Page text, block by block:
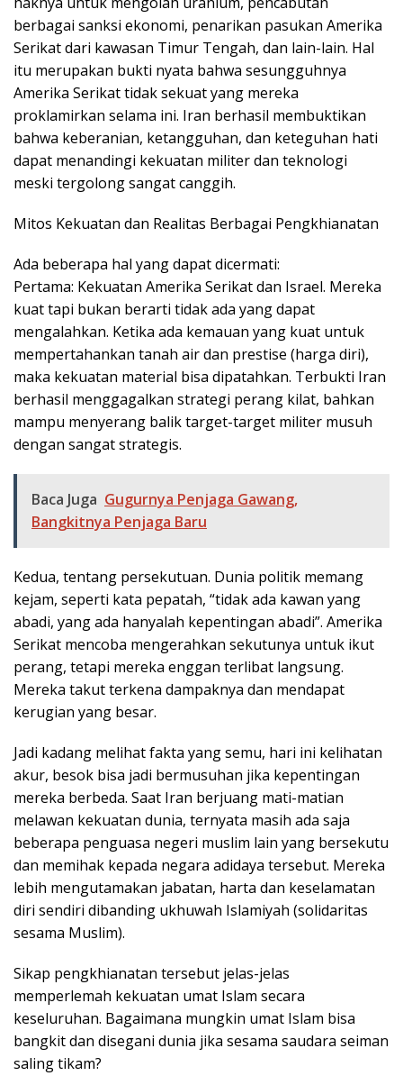
berbagai sanksi ekonomi, penarikan pasukan Amerika
Serikat dari kawasan Timur Tengah, dan lain-lain. Hal
itu merupakan bukti nyata bahwa sesungguhnya
Amerika Serikat tidak sekuat yang mereka
proklamirkan selama ini. Iran berhasil membuktikan
bahwa keberanian, ketangguhan, dan keteguhan hati
dapat menandingi kekuatan militer dan teknologi
meski tergolong sangat canggih.
Mitos Kekuatan dan Realitas Berbagai Pengkhianatan
Ada beberapa hal yang dapat dicermati:
Pertama: Kekuatan Amerika Serikat dan Israel. Mereka
kuat tapi bukan berarti tidak ada yang dapat
mengalahkan. Ketika ada kemauan yang kuat untuk
mempertahankan tanah air dan prestise (harga diri),
maka kekuatan material bisa dipatahkan. Terbukti Iran
berhasil menggagalkan strategi perang kilat, bahkan
mampu menyerang balik target-target militer musuh
dengan sangat strategis.
Baca Juga Gugurnya Penjaga Gawang,
Bangkitnya Penjaga Baru
Kedua, tentang persekutuan. Dunia politik memang
kejam, seperti kata pepatah, “tidak ada kawan yang
abadi, yang ada hanyalah kepentingan abadi”. Amerika
Serikat mencoba mengerahkan sekutunya untuk ikut
perang, tetapi mereka enggan terlibat langsung.
Mereka takut terkena dampaknya dan mendapat
kerugian yang besar.
Jadi kadang melihat fakta yang semu, hari ini kelihatan
akur, besok bisa jadi bermusuhan jika kepentingan
mereka berbeda. Saat Iran berjuang mati-matian
melawan kekuatan dunia, ternyata masih ada saja
beberapa penguasa negeri muslim lain yang bersekutu
dan memihak kepada negara adidaya tersebut. Mereka
lebih mengutamakan jabatan, harta dan keselamatan
diri sendiri dibanding ukhuwah Islamiyah (solidaritas
sesama Muslim).
Sikap pengkhianatan tersebut jelas-jelas
memperlemah kekuatan umat Islam secara
keseluruhan. Bagaimana mungkin umat Islam bisa
bangkit dan disegani dunia jika sesama saudara seiman
saling tikam?